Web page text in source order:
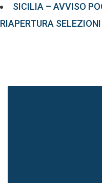
SICILIA – AVVISO
RIAPERTURA